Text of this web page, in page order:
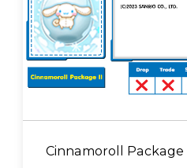
Cinnamoroll Package